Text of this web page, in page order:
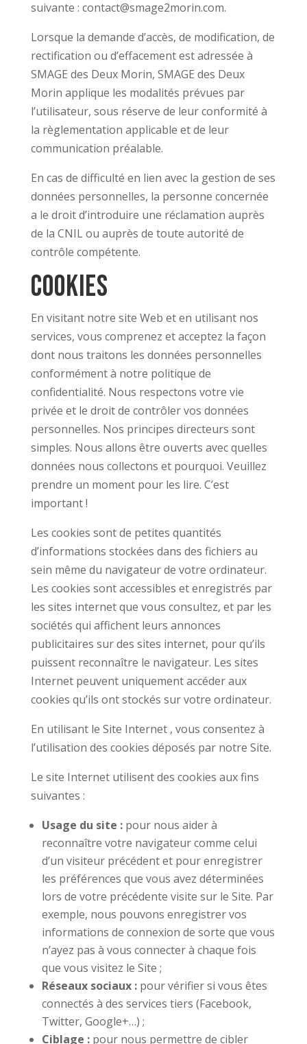
suivante : contact@smage2morin.com.
Lorsque la demande d’accès, de modification, de
rectification ou d’effacement est adressée à
SMAGE des Deux Morin, SMAGE des Deux
Morin applique les modalités prévues par
l’utilisateur, sous réserve de leur conformité à
la règlementation applicable et de leur
communication préalable.
En cas de difficulté en lien avec la gestion de ses
données personnelles, la personne concernée
a le droit d’introduire une réclamation auprès
de la CNIL ou auprès de toute autorité de
contrôle compétente.
Cookies
En visitant notre site Web et en utilisant nos
services, vous comprenez et acceptez la façon
dont nous traitons les données personnelles
conformément à notre politique de
confidentialité. Nous respectons votre vie
privée et le droit de contrôler vos données
personnelles. Nos principes directeurs sont
simples. Nous allons être ouverts avec quelles
données nous collectons et pourquoi. Veuillez
prendre un moment pour les lire. C’est
important !
Les cookies sont de petites quantités
d’informations stockées dans des fichiers au
sein même du navigateur de votre ordinateur.
Les cookies sont accessibles et enregistrés par
les sites internet que vous consultez, et par les
sociétés qui affichent leurs annonces
publicitaires sur des sites internet, pour qu’ils
puissent reconnaître le navigateur. Les sites
Internet peuvent uniquement accéder aux
cookies qu’ils ont stockés sur votre ordinateur.
En utilisant le Site Internet , vous consentez à
l’utilisation des cookies déposés par notre Site.
Le site Internet utilisent des cookies aux fins
suivantes :
Usage du site :pour nous aider à
reconnaître votre navigateur comme celui
d’un visiteur précédent et pour enregistrer
les préférences que vous avez déterminées
lors de votre précédente visite sur le Site. Par
exemple, nous pouvons enregistrer vos
informations de connexion de sorte que vous
n’ayez pas à vous connecter à chaque fois
que vous visitez le Site ;
Réseaux sociaux :pour vérifier si vous êtes
connectés à des services tiers (Facebook,
Twitter, Google+…) ;
Ciblage :pour nous permettre de cibler